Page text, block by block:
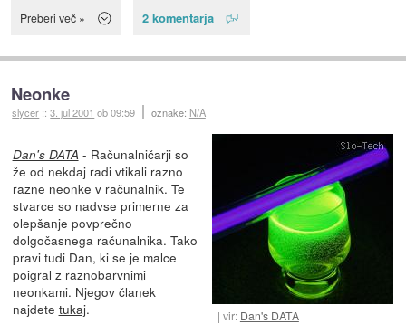
Preberi več » 2 komentarja
Neonke
slycer ::3. jul 2001 ob 09:59 oznake: N/A
vir: Dan's DATA
Dan's DATA - Računalničarji so
že od nekdaj radi vtikali razno
razne neonke v računalnik. Te
stvarce so nadvse primerne za
olepšanje povprečno
dolgočasnega računalnika. Tako
pravi tudi Dan, ki se je malce
poigral z raznobarvnimi
neonkami. Njegov članek
najdete tukaj.